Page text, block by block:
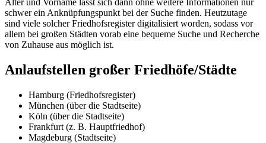
Alter und Vorname lässt sich dann ohne weitere Informationen nur
schwer ein Anknüpfungspunkt bei der Suche finden. Heutzutage
sind viele solcher Friedhofsregister digitalisiert worden, sodass vor
allem bei großen Städten vorab eine bequeme Suche und Recherche
von Zuhause aus möglich ist.
Anlaufstellen großer Friedhöfe/Städte
Hamburg (Friedhofsregister)
München (über die Stadtseite)
Köln (über die Stadtseite)
Frankfurt (z. B. Hauptfriedhof)
Magdeburg (Stadtseite)